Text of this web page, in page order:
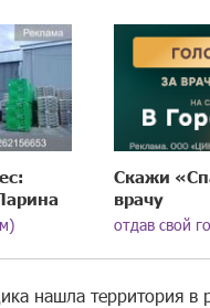
Скажи
врачу
отдав свой
нашла территория в